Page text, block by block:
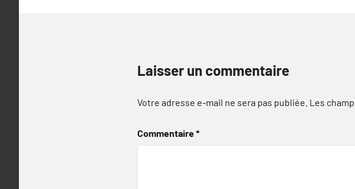
Laisser un commentaire
Votre adresse e-mail ne sera pas publiée. Les
Commentaire*